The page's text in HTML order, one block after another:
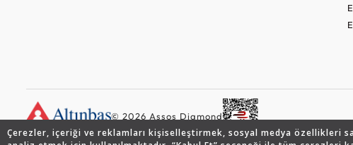
Çerezler, içeriği ve reklamları kişiselleştirmek, sosyal medya özellikleri
© 2026 Assos Diamond